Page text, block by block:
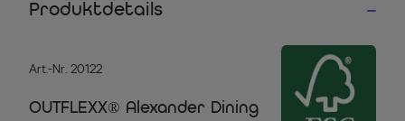
Produktdetails
Art.-Nr. 20122
OUTFLEXX® Alexander Dining